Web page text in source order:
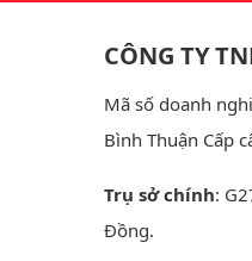
CÔNG TY
Mã số doanh
Bình Thuận Cấp
Trụ sở chính:
Đồng.